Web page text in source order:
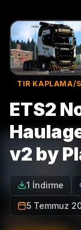
TIR KAPLAMA/
ETS2
v2 by
1 İndirme
5 Temmuz